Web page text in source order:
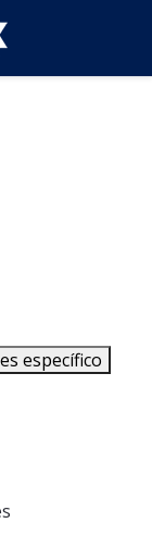
específico